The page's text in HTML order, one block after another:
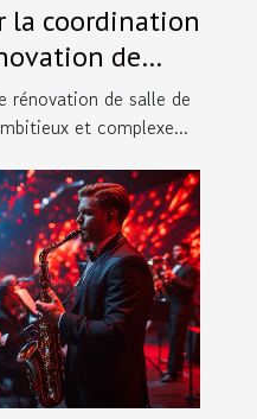
la coordination
de
rénovation de salle de
et complexe...